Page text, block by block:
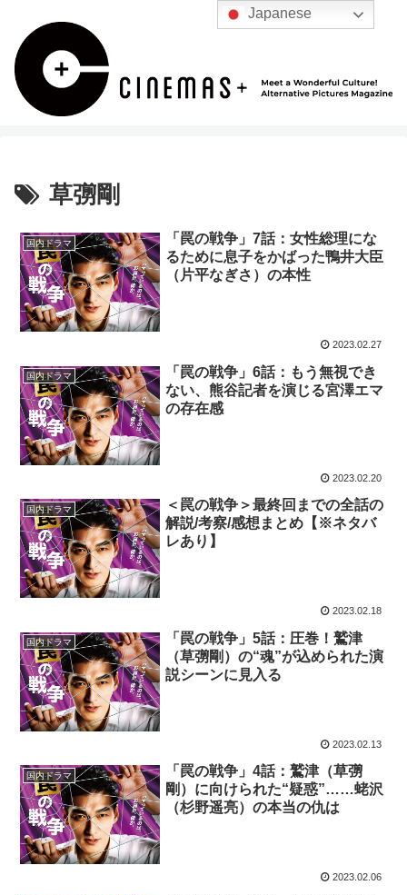
草彅剛
国内ドラマ
「罠の戦争」7話：女性総理にな
るために息子をかばった鴨井大臣
（片平なぎさ）の本性
2023.02.27
国内ドラマ
「罠の戦争」6話：もう無視でき
ない、熊谷記者を演じる宮澤エマ
の存在感
2023.02.20
国内ドラマ
＜罠の戦争＞最終回までの全話の
解説/考察/感想まとめ【※ネタバ
レあり】
2023.02.18
国内ドラマ
「罠の戦争」5話：圧巻！鷲津
（草彅剛）の“魂”が込められた演
説シーンに見入る
2023.02.13
国内ドラマ
「罠の戦争」4話：鷲津（草彅
剛）に向けられた“疑惑”……蛯沢
（杉野遥亮）の本当の仇は
2023.02.06
Japanese